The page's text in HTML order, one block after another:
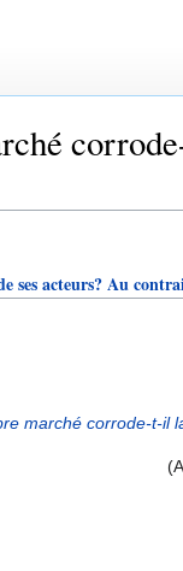
ses acteurs? Au
marché corrode-t-il